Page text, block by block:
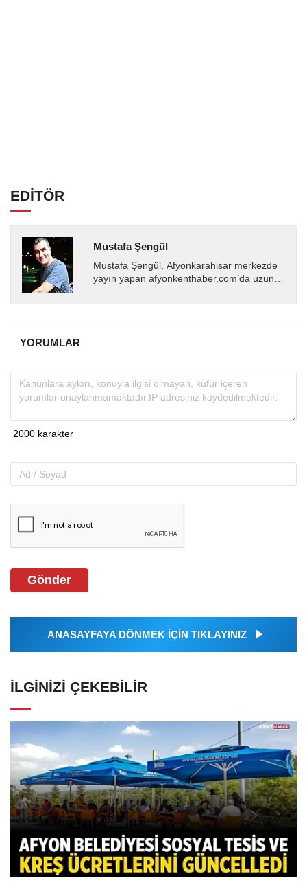
EDİTÖR
Mustafa Şengül
Mustafa Şengül, Afyonkarahisar merkezde
yayın yapan afyonkenthaber.com’da uzun
almakta, haber akışı...
YORUMLAR
Gönder
ANASAYFAYA DÖNMEK İÇİN TIKLAYINIZ
İLGINIZI ÇEKEBILIR